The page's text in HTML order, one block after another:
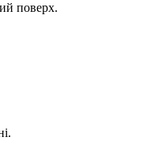
поверх.